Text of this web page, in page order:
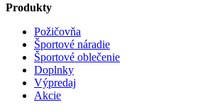
Produkty
Požičovňa
Športové náradie
Športové oblečenie
Doplnky
Výpredaj
Akcie